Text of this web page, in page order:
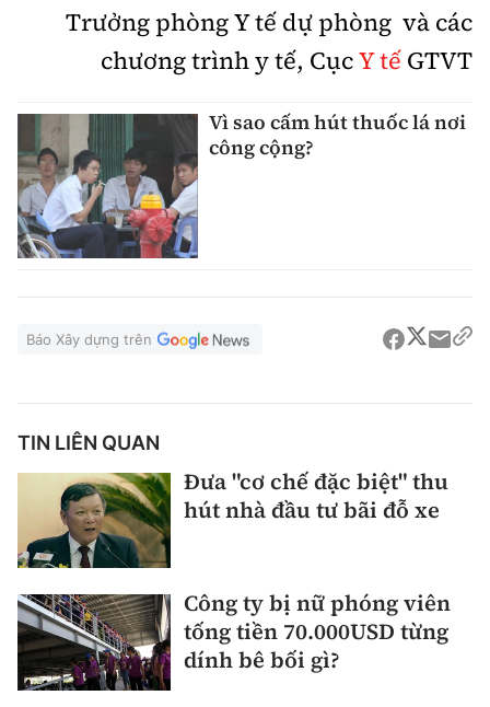
Trưởng phòng Y tế dự phòng và các
chương trình y tế, CụcY tế GTVT
Vì sao cấm hút thuốc lá nơi
công cộng?
Báo Xây dựng trên
TIN LIÊN QUAN
Đưa "cơ chế đặc biệt" thu
hút nhà đầu tư bãi đỗ xe
Công ty bị nữ phóng viên
tống tiền 70.000USD từng
dính bê bối gì?